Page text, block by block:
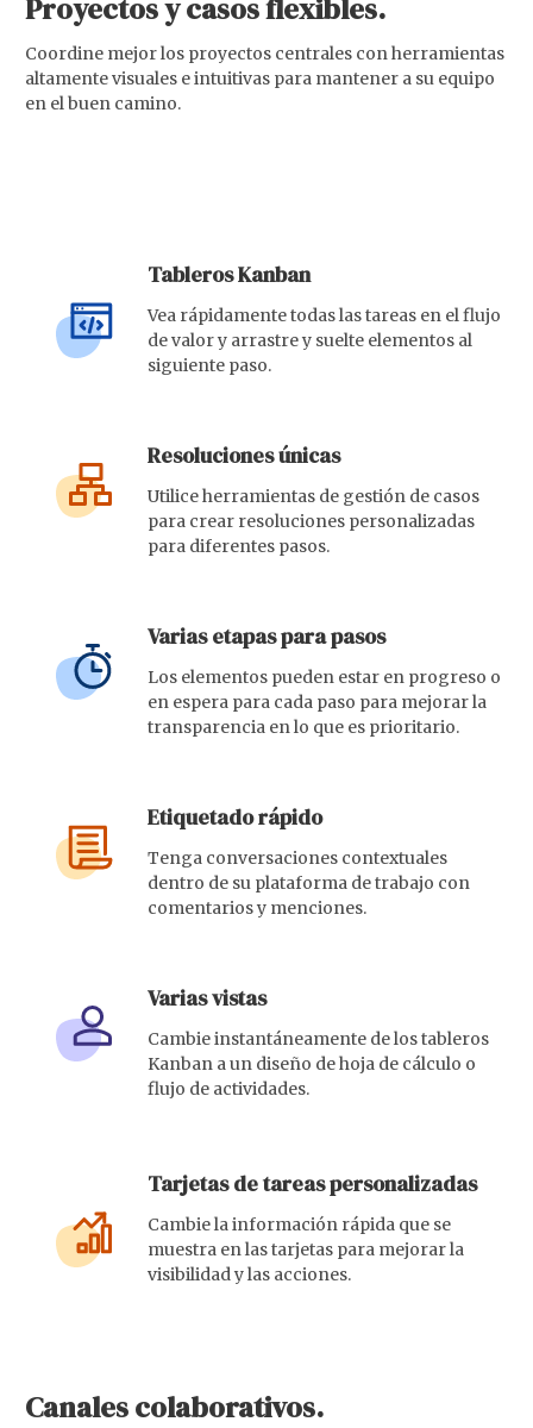
Proyectos y casos flexibles.
Coordine mejor los proyectos centrales con herramientas
altamente visuales e intuitivas para mantener a su equipo
en el buen camino.
Tableros Kanban
Vea rápidamente todas las tareas en el flujo
de valor y arrastre y suelte elementos al
siguiente paso.
Resoluciones únicas
Utilice herramientas de gestión de casos
para crear resoluciones personalizadas
para diferentes pasos.
Varias etapas para pasos
Los elementos pueden estar en progreso o
en espera para cada paso para mejorar la
transparencia en lo que es prioritario.
Etiquetado rápido
Tenga conversaciones contextuales
dentro de su plataforma de trabajo con
comentarios y menciones.
Varias vistas
Cambie instantáneamente de los tableros
Kanban a un diseño de hoja de cálculo o
flujo de actividades.
Tarjetas de tareas personalizadas
Cambie la información rápida que se
muestra en las tarjetas para mejorar la
visibilidad y las acciones.
Canales colaborativos.